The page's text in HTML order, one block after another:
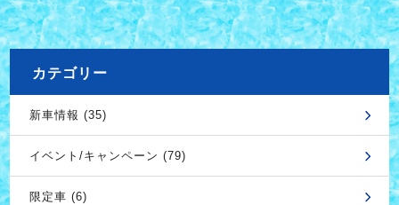
カテゴリー
新車情報 (35)
イベント/キャンペーン (79)
限定車 (6)